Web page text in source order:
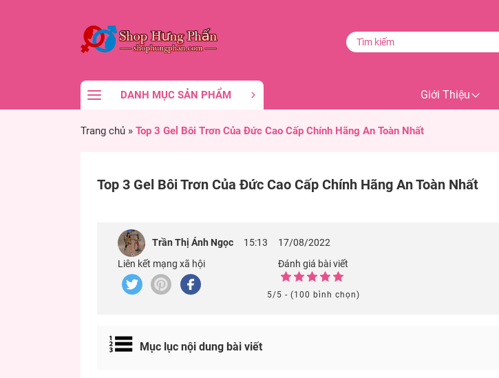
DANH MỤC SẢN PHẨM Giới Thiệu
Trang chủ » Top 3 Gel Bôi Trơn Của Đức Cao Cấp Chính Hãng An Toàn Nhất
Top 3 Gel Bôi Trơn Của Đức Cao Cấp Chính Hãng An Toàn Nhất
Trần Thị Ánh Ngọc 15:13
17/08/2022
Liên kết mạng xã hội
Đánh giá bài viết
5/5 - (100 bình chọn)
Mục lục nội dung bài viết